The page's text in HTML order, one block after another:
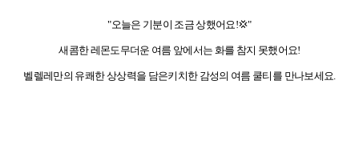
"오늘은 기분이 조금 상했어요!💢"
새콤한 레몬도무더운 여름 앞에서는 화를 참지 못했어요!
벨렐레만의 유쾌한 상상력을 담은키치한 감성의 여름 쿨티를 만나보세요.